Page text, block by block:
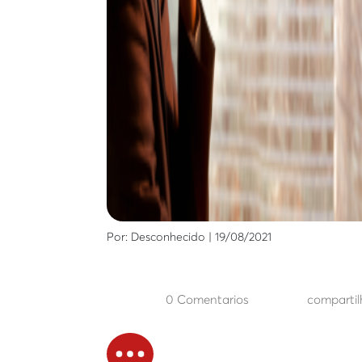
Por: Desconhecido | 19/08/2021
0 Comentarios